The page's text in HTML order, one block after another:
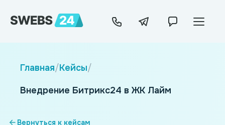
Главная/Кейсы/
Внедрение Битрикс24 в ЖК Лайм
Вернуться к кейсам